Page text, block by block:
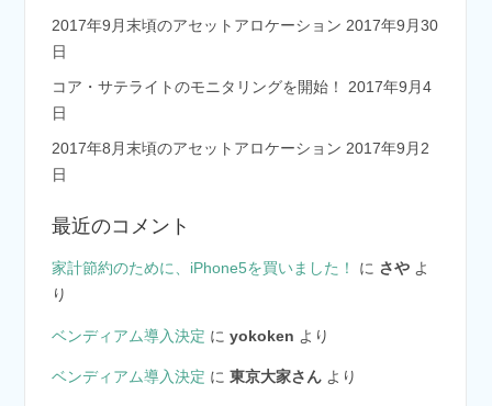
2017年9月末頃のアセットアロケーション 2017年9月30
日
コア・サテライトのモニタリングを開始！
2017年9月4
日
2017年8月末頃のアセットアロケーション 2017年9月2
日
最近のコメント
家計節約のために、iPhone5を買いました！ に さやよ
り
ベンディアム導入決定 に yokoken より
ベンディアム導入決定 に 東京大家さんより